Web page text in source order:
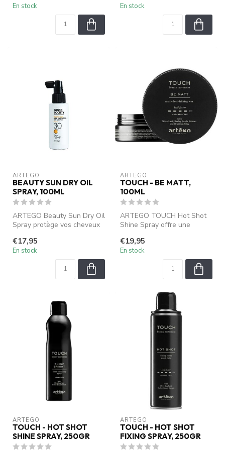
En stock En stock
ARTEGO
BEAUTY SUN DRY OIL
SPRAY, 100ML
ARTEGO Beauty Sun Dry Oil
Spray protège vos cheveux
hydrat...
€17,95
En stock
ARTEGO
TOUCH - BE MATT,
100ML
ARTEGO TOUCH Hot Shot
Shine Spray offre une
durable à tou...
€19,95
En stock
ARTEGO
TOUCH - HOT SHOT
SHINE SPRAY, 250GR
ARTEGO
TOUCH - HOT SHOT
FIXING SPRAY, 250GR